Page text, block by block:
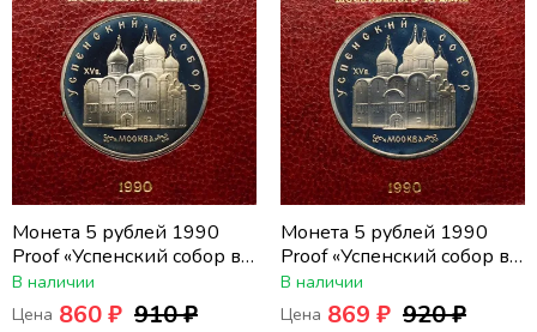
Монета 5 рублей 1990
Proof «Успенский собор в
Москве» в футляре
Госбанка СССР
В наличии
Цена 860 ₽ 910 ₽
Монета 5 рублей 1990
Proof «Успенский собор в
Москве» в футляре
Госбанка СССР
В наличии
Цена 869 ₽ 920 ₽